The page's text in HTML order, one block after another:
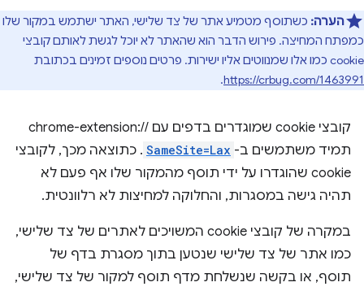
הערה: כשתוסף מטמיע אתר של צד שלישי, האתר ישתמש במקור שלו
כמפתח המחיצה. פירוש הדבר הוא שהאתר לא יוכל לגשת לאותם קובצי
cookie כמו אלו שמנווטים אליו ישירות. פרטים נוספים זמינים בכתובת
https://crbug.com/1463991
.
קובצי cookie שמוגדרים בדפים עם //:chrome-extension
תמיד משתמשים ב- SameSite=Lax . כתוצאה מכך, לקובצי
cookie שהוגדרו על ידי תוסף מהמקור שלו אף פעם לא
תהיה גישה במסגרות, והחלוקה למחיצות לא רלוונטית.
במקרה של קובצי cookie המשויכים לאתרים של צד שלישי,
כמו אתר של צד שלישי שנטען בתוך מסגרת בדף של
תוסף, או בקשה שנשלחת מדף תוסף למקור של צד שלישי,